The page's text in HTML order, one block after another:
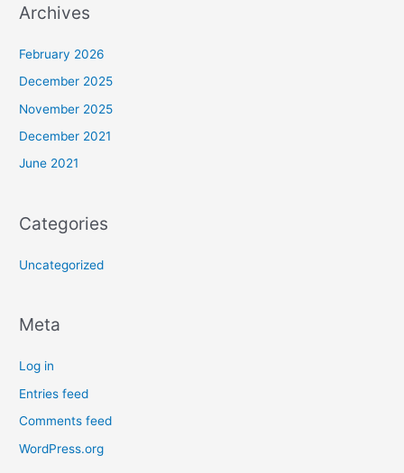
Archives
February 2026
December 2025
November 2025
December 2021
June 2021
Categories
Uncategorized
Meta
Log in
Entries feed
Comments feed
WordPress.org